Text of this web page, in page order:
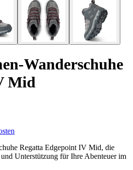
Wanderschuhe
Mid
Regatta Edgepoint IV Mid, die
Unterstützung für Ihre Abenteuer im